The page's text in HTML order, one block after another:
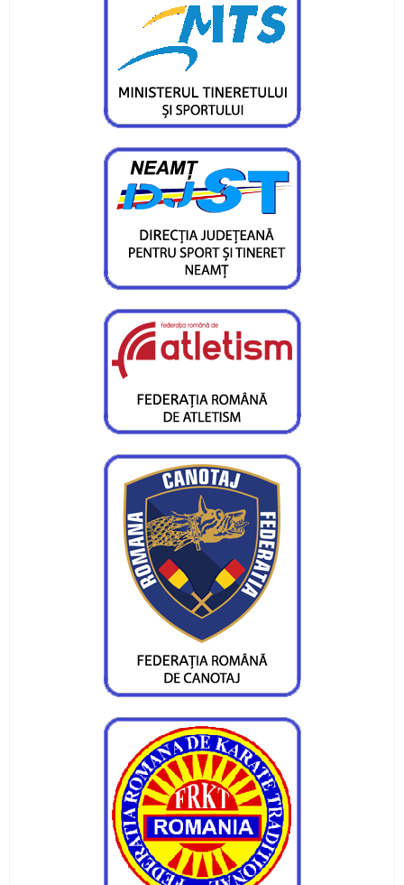
Ina Popescu, o nouă medalie pentru CS
Ceahlăul
Gabriel Stan, câștigător la o categorie de vârstă
mai mare
Medalii și confirmări la concursurile
internaționale pentru CS Ceahlăul
Campionatul Național pe ergometru - Deva
Obiective reușite la București și Craiova
Sfârșit de săptămână cu finală de campionat
național la juniori III
Atleții de la CS Ceahlăul au fost medaliați la
Bacău
flotila Ceahlaului
Pietrenii au fost campioni la Targu-Mures
Campionatul Național de Karate Traditional
Fudokan
Valentin Gavril a fost ales vicepresedinte al
Federatiei de Canotaj
Sportivii CS Ceahlaul si LPS Piatra Neamt,
premiati la Targu-Mures
CS Ceahlaul are cinci luptatori pietreni calificati
pentru finala CN si Cupa Romaniei
Sperante la noi medalii pentru canotorii CS
Ceahlaul - LPS Piatra Neamt
Noi medalii pentru atletii CS Ceahlaul in